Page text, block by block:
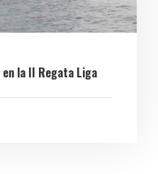
la II Regata Liga